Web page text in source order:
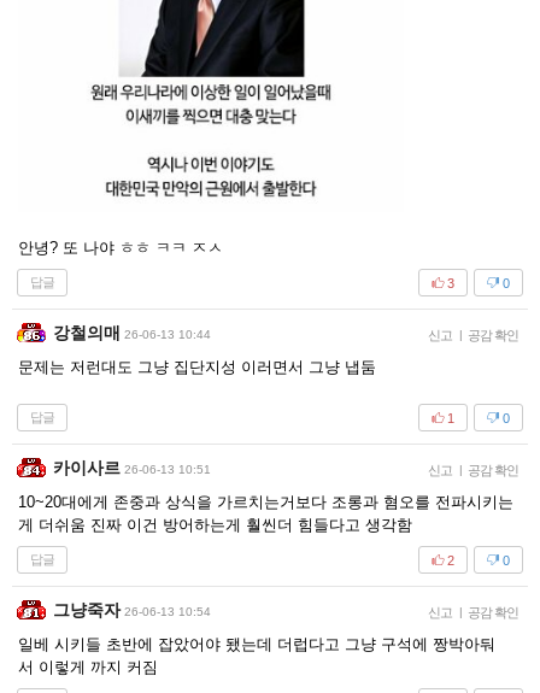
안녕? 또 나야 ㅎㅎ ㅋㅋ ㅈㅅ
답글 0
3
강철의매 26-06-13 10:44 신고 | 공감 확인
문제는 저런대도 그냥 집단지성 이러면서 그냥 냅둠
답글 0
1
카이사르 26-06-13 10:51 신고 | 공감 확인
10~20대에게 존중과 상식을 가르치는거보다 조롱과 혐오를 전파시키는
게 더쉬움 진짜 이건 방어하는게 훨씬더 힘들다고 생각함
답글 0
2
그냥죽자 26-06-13 10:54 신고 | 공감 확인
일베 시키들 초반에 잡았어야 됐는데 더럽다고 그냥 구석에 짱박아둬
서 이렇게 까지 커짐